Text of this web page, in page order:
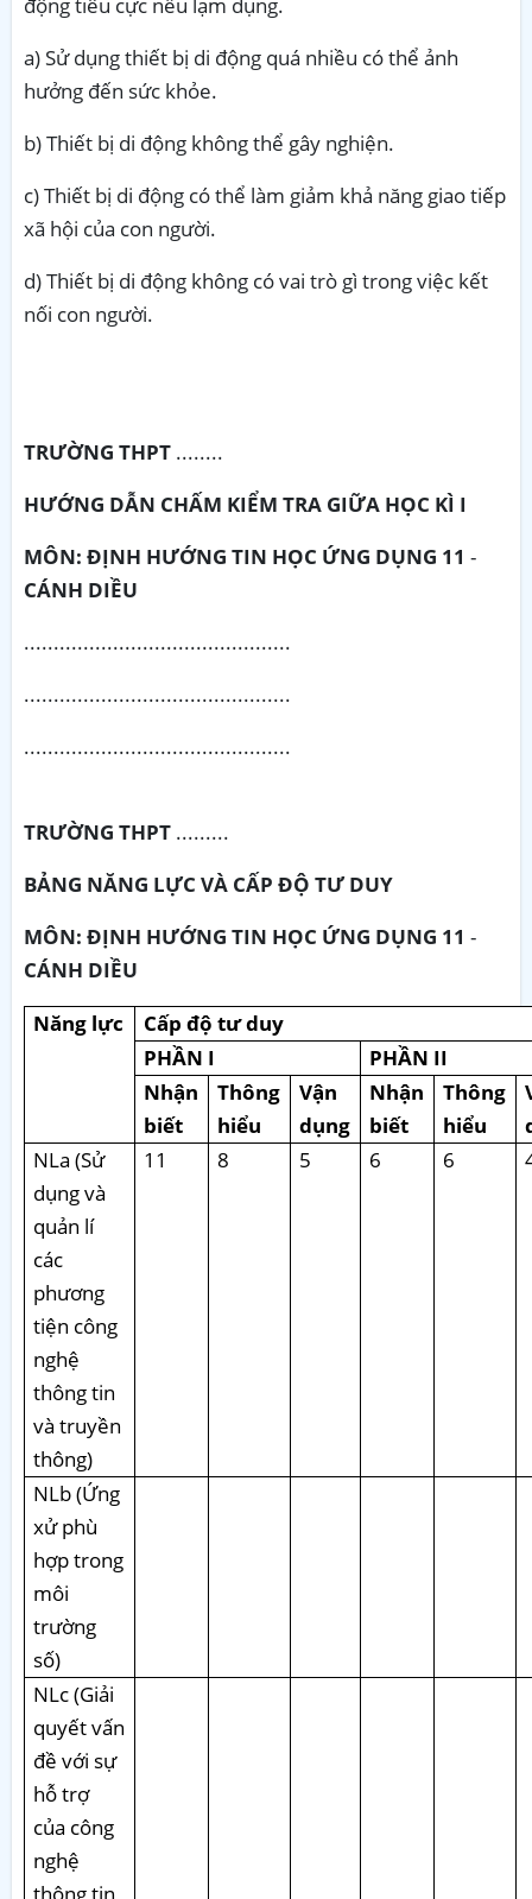
a) Sử dụng thiết bị di động quá nhiều có thể ảnh
hưởng đến sức khỏe.
b) Thiết bị di động không thể gây nghiện.
c) Thiết bị di động có thể làm giảm khả năng giao tiếp
xã hội của con người.
d) Thiết bị di động không có vai trò gì trong việc kết
nối con người.
TRƯỜNG THPT ........
HƯỚNG DẪN CHẤM KIỂM TRA GIỮA HỌC KÌ I
MÔN: ĐỊNH HƯỚNG TIN HỌC ỨNG DỤNG 11 -
CÁNH DIỀU
.............................................
.............................................
.............................................
TRƯỜNG THPT .........
BẢNG NĂNG LỰC VÀ CẤP ĐỘ TƯ DUY
MÔN: ĐỊNH HƯỚNG TIN HỌC ỨNG DỤNG 11 -
CÁNH DIỀU
Năng lực
Cấp độ tư duy
PHẦN I
PHẦN II
Nhận
biết
Thông
hiểu
Vận
dụng
Nhận
biết
Thông
hiểu
NLa (Sử
dụng và
quản lí
các
phương
tiện công
nghệ
thông tin
và truyền
thông)
11 8 5 6 6
NLb (Ứng
xử phù
hợp trong
môi
trường
số)
NLc (Giải
quyết vấn
đề với sự
hỗ trợ
của công
nghệ
thông tin